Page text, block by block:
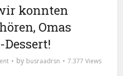
konnten
Omas
by busraadrsn 7.377 Views